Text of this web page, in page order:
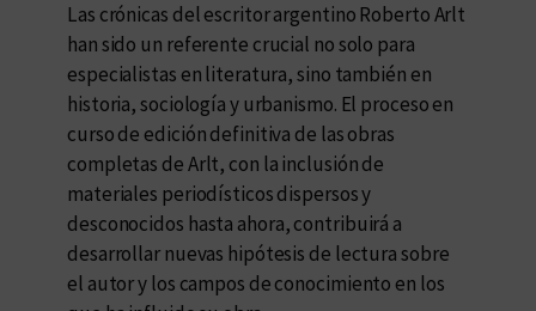
Las crónicas del escritor argentino Roberto Arlt
han sido un referente crucial no solo para
especialistas en literatura, sino también en
historia, sociología y urbanismo. El proceso en
curso de edición definitiva de las obras
completas de Arlt, con la inclusión de
materiales periodísticos dispersos y
desconocidos hasta ahora, contribuirá a
desarrollar nuevas hipótesis de lectura sobre
el autor y los campos de conocimiento en los